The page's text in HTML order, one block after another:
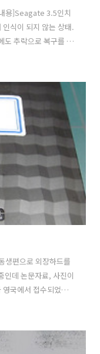
용]Seagate 3.5인치
식이 되지 않는 상태.
도 추락으로 복구를 의
장하드에서 소음 발
인 Damage 발생되
해 미디어의 물리적
않으므로 복구작업
구율 90% 내외. 충격
생편으로 외장하드를
인데 논문자료, 사진이
국에서 접수되었습
수 손상매체명: 삼성
어뜨린후 삼성외장하
과 헤드의 불량으로